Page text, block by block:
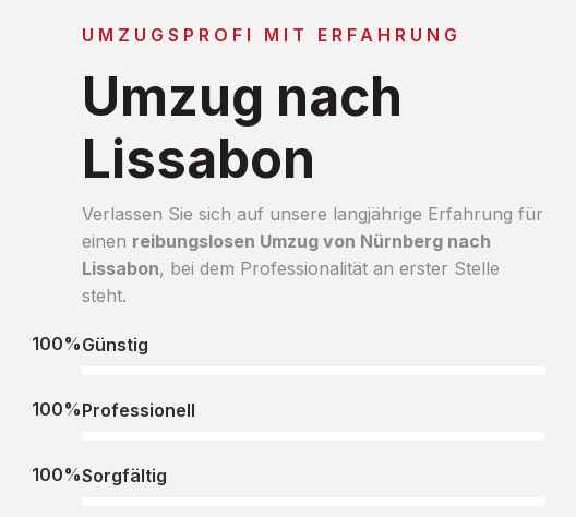
UMZUGSPROFI MIT ERFAHRUNG
Umzug nach
Lissabon
Verlassen Sie sich auf unsere langjährige Erfahrung für
einen reibungslosen Umzug von Nürnberg nach
Lissabon, bei dem Professionalität an erster Stelle
steht.
Günstig
100%
Professionell
100%
Sorgfältig
100%